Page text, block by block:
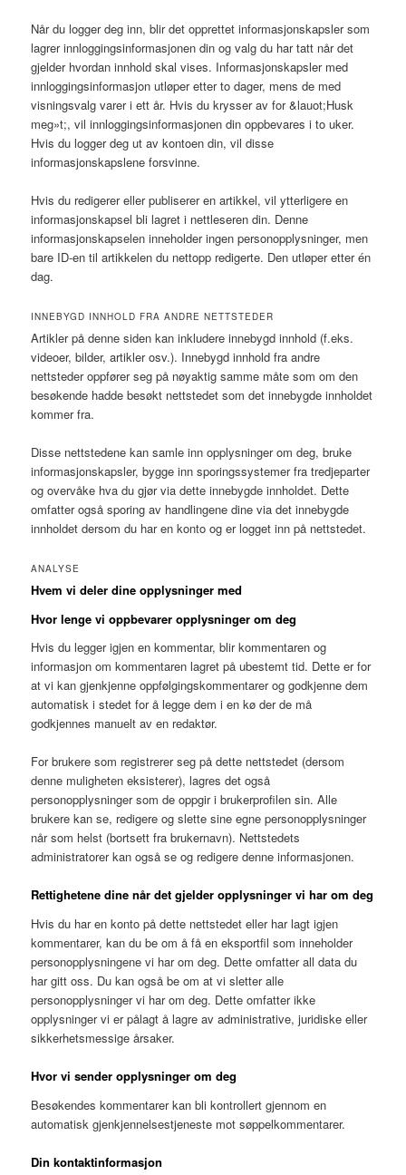
Når du logger deg inn, blir det opprettet informasjonskapsler som
lagrer innloggingsinformasjonen din og valg du har tatt når det
gjelder hvordan innhold skal vises. Informasjonskapsler med
innloggingsinformasjon utløper etter to dager, mens de med
visningsvalg varer i ett år. Hvis du krysser av for &lauot;Husk
meg»t;, vil innloggingsinformasjonen din oppbevares i to uker.
Hvis du logger deg ut av kontoen din, vil disse
informasjonskapslene forsvinne.
Hvis du redigerer eller publiserer en artikkel, vil ytterligere en
informasjonskapsel bli lagret i nettleseren din. Denne
informasjonskapselen inneholder ingen personopplysninger, men
bare ID-en til artikkelen du nettopp redigerte. Den utløper etter én
dag.
INNEBYGD INNHOLD FRA ANDRE NETTSTEDER
Artikler på denne siden kan inkludere innebygd innhold (f.eks.
videoer, bilder, artikler osv.). Innebygd innhold fra andre
nettsteder oppfører seg på nøyaktig samme måte som om den
besøkende hadde besøkt nettstedet som det innebygde innholdet
kommer fra.
Disse nettstedene kan samle inn opplysninger om deg, bruke
informasjonskapsler, bygge inn sporingssystemer fra tredjeparter
og overvåke hva du gjør via dette innebygde innholdet. Dette
omfatter også sporing av handlingene dine via det innebygde
innholdet dersom du har en konto og er logget inn på nettstedet.
ANALYSE
Hvem vi deler dine opplysninger med
Hvor lenge vi oppbevarer opplysninger om deg
Hvis du legger igjen en kommentar, blir kommentaren og
informasjon om kommentaren lagret på ubestemt tid. Dette er for
at vi kan gjenkjenne oppfølgingskommentarer og godkjenne dem
automatisk i stedet for å legge dem i en kø der de må
godkjennes manuelt av en redaktør.
For brukere som registrerer seg på dette nettstedet (dersom
denne muligheten eksisterer), lagres det også
personopplysninger som de oppgir i brukerprofilen sin. Alle
brukere kan se, redigere og slette sine egne personopplysninger
når som helst (bortsett fra brukernavn). Nettstedets
administratorer kan også se og redigere denne informasjonen.
Rettighetene dine når det gjelder opplysninger vi har om deg
Hvis du har en konto på dette nettstedet eller har lagt igjen
kommentarer, kan du be om å få en eksportfil som inneholder
personopplysningene vi har om deg. Dette omfatter all data du
har gitt oss. Du kan også be om at vi sletter alle
personopplysninger vi har om deg. Dette omfatter ikke
opplysninger vi er pålagt å lagre av administrative, juridiske eller
sikkerhetsmessige årsaker.
Hvor vi sender opplysninger om deg
Besøkendes kommentarer kan bli kontrollert gjennom en
automatisk gjenkjennelsestjeneste mot søppelkommentarer.
Din kontaktinformasjon